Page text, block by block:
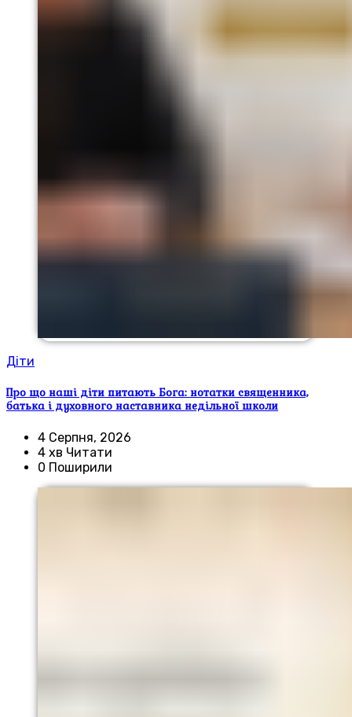
Діти
Про що наші діти питають Бога: нотатки священника,
батька і духовного наставника недільної школи
4 Серпня, 2026
4 хв Читати
0 Поширили